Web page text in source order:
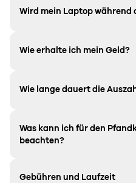
Wird mein Laptop während
Wie erhalte ich mein Geld?
Wie lange dauert die
Was kann ich für den
beachten?
Gebühren und Laufzeit